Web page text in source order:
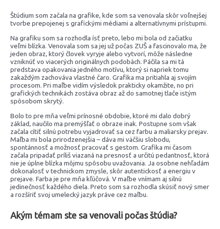
Štúdium som začala na grafike, kde som sa venovala skôr voľnejšej
tvorbe prepojenej s grafickými médiami a alternatívnymi prístupmi.
Na grafiku som sa rozhodla ísť preto, lebo mi bola od začiatku
veľmi blízka. Venovala som sa jej už počas ZUŠ a fascinovalo ma, že
jeden obraz, ktorý človek vyryje alebo vytvorí, môže následne
vzniknúť vo viacerých originálnych podobách. Páčila sa mi tá
predstava opakovania jedného motívu, ktorý si napriek tomu
zakaždým zachováva vlastné čaro. Grafika ma pritiahla aj svojím
procesom. Pri maľbe vidím výsledok prakticky okamžite, no pri
grafických technikách zostáva obraz až do samotnej tlače istým
spôsobom skrytý.
Bolo to pre mňa veľmi prínosné obdobie, ktoré mi dalo dobrý
základ, naučilo ma premýšľať o obraze inak. Postupne som však
začala cítiť silnú potrebu vyjadrovať sa cez farbu a maliarsky prejav.
Maľba mi bola prirodzenejšia – dáva mi väčšiu slobodu,
spontánnosť a možnosť pracovať s gestom. Grafika mi časom
začala pripadať príliš viazaná na presnosť a určitú pedantnosť, ktorá
nie je úplne blízka môjmu spôsobu uvažovania. Ja osobne nehľadám
dokonalosť v technickom zmysle, skôr autentickosť a energiu v
prejave. Farba je pre mňa kľúčová. V maľbe vnímam aj silnú
jedinečnosť každého diela. Preto som sa rozhodla skúsiť nový smer
a rozšíriť svoj umelecký jazyk práve cez maľbu.
Akým témam ste sa venovali počas štúdia?